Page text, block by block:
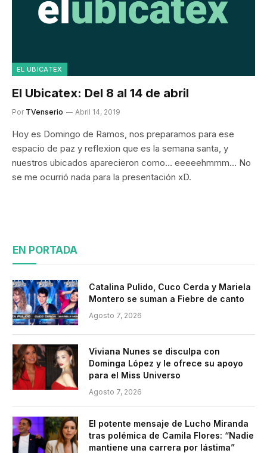
EL UBICATEX
El Ubicatex: Del 8 al 14 de abril
Por TVenserio Abril 14, 2019
Hoy es Domingo de Ramos, nos preparamos para ese
espacio de paz y reflexion que es la semana santa, y
nuestros ubicados aparecieron como… eeeeehmmm… No
se me ocurrió nada para la presentación xD.
EN PORTADA
Catalina Pulido, Cuco Cerda y Mariela
Montero se suman a Fiebre de canto
Agosto 7, 2026
Viviana Nunes se disculpa con
Dominga López y le ofrece su apoyo
para el Miss Universo
Agosto 7, 2026
El potente mensaje de Lucho Miranda
tras polémica de Camila Flores: “Nadie
mantiene una carrera por lástima”